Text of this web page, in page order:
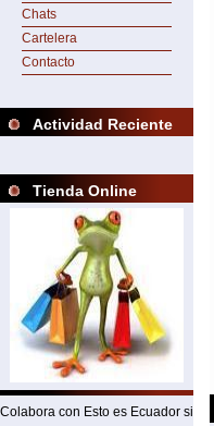
Chats
Cartelera
Contacto
Actividad Reciente
Tienda Online
Colabora con Esto es Ecuador si